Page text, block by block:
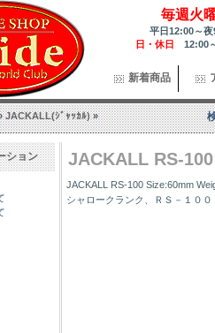
毎週火
平日12:00～
日・休日 12:00
新着商品
JACKALL(ｼﾞｬｯｶﾙ)»
ション JACKALL RS-100
JACKALL RS-100 Size:60mm
シャロークランク、ＲＳ－１００